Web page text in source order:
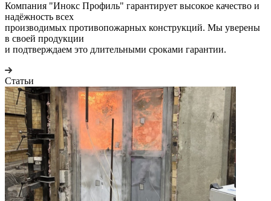
Компания "Инокс Профиль" гарантирует высокое качество и
надёжность всех
производимых противопожарных конструкций. Мы уверены
в своей продукции
и подтверждаем это длительными сроками гарантии.
Статьи